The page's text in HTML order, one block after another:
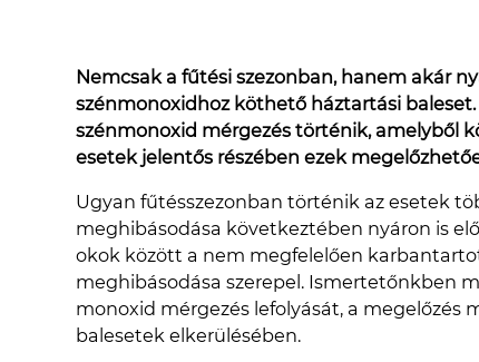
Nemcsak a fűtési szezonban, hanem akár
szénmonoxidhoz köthető háztartási
szénmonoxid mérgezés történik, amelyből
esetek jelentős részében ezek
Ugyan fűtésszezonban történik az esetek
meghibásodása következtében nyáron is
okok között a nem megfelelően
meghibásodása szerepel. Ismertetőnkben
monoxid mérgezés lefolyását, a megelőzés
balesetek elkerülésében.